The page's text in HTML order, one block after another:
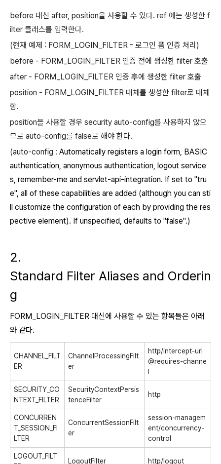
before 대신 after, position을 사용할 수 있다. ref 에는 생성한 f
ilter 클래스를 입력한다.
(현재 예제 : FORM_LOGIN_FILTER - 로그인 폼 인증 처리)
before - FORM_LOGIN_FILTER 인증 전에 생성한 filter 호출
after - FORM_LOGIN_FILTER 인증 후에 생성한 filter 호출
position - FORM_LOGIN_FILTER 대체를 생성한 filter로 대체
함.
position을 사용할 경우 security auto-config를 사용하지 않으
므로 auto-config를 false로 해야 한다.
(auto-config : Automatically registers a login form, BASIC
authentication, anonymous authentication, logout service
s, remember-me and servlet-api-integration. If set to "tru
e", all of these capabilities are added (although you can sti
ll customize the configuration of each by providing the res
pective element). If unspecified, defaults to "false".)
2.
Standard Filter Aliases and Orderin
g
FORM_LOGIN_FILTER 대신에 사용할 수 있는 항목들은 아래
와 같다.
CHANNEL_FILT
ER
ChannelProcessingFilt
er
http/intercept-url
@requires-channe
SECURITY_CO
NTEXT_FILTER
SecurityContextPersis
tenceFilter
http
CONCURREN
T_SESSION_FI
LTER
ConcurrentSessionFilt
er
session-managem
ent/concurrency-
control
LOGOUT_FILT
LogoutFilter http/logout